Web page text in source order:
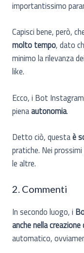
importantissimo
Capisci bene, però,
molto tempo, dato
minimo la rilevanza
like.
Ecco, i Bot
pienaautonomia.
Detto ciò, questaè
pratiche. Nei
le altre.
2. Commenti
In secondo luogo, i
anche nella
automatico,